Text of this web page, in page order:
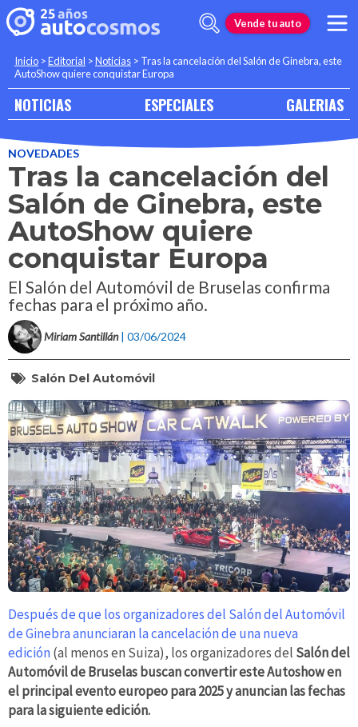
Vende tu auto
Inicio >Editorial >Noticias > Tras la cancelación del Salón de Ginebra, este
AutoShow quiere conquistar Europa
NOTICIAS ESPECIALES GALERIAS
NOVEDADES
Tras la cancelación del
Salón de Ginebra, este
AutoShow quiere
conquistar Europa
El Salón del Automóvil de Bruselas confirma
fechas para el próximo año.
Miriam Santillán | 03/06/2024
Salón Del Automóvil
Después de que los organizadores del Salón del Automóvil
de Ginebra anunciaran la cancelación de una nueva
edición(al menos en Suiza), los organizadores del Salón del
Automóvil de Bruselas buscan convertir este Autoshow en
el principal evento europeo para 2025 y anuncian las fechas
para la siguiente edición.